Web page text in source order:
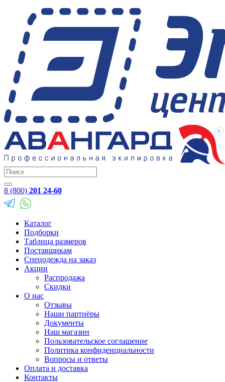
8 (800) 201 24-60
Каталог
Подборки
Таблица размеров
Поставщикам
Спецодежда на заказ
Акции
Распродажа
Скидки
О нас
Отзывы
Наши партнёры
Документы
Наш магазин
Пользовательское соглашение
Политика конфиденциальности
Вопросы и ответы
Оплата и доставка
Контакты